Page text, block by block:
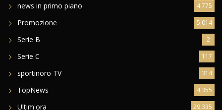
news in primo piano 4.775
Promozione 5.014
Serie B 2
Serie C 117
sportinoro TV 314
TopNews 4.355
Ultim'ora 29.335